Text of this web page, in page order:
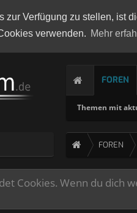
zur Verfügung zu stellen, ist
verwenden. Mehr
FOREN
Themen mit
FOREN
Cookies. Wenn du dich